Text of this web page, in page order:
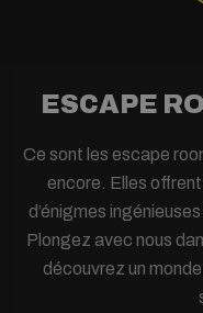
ESCAPE
Ce sont les escape
encore. Elles offrent
d’énigmes
Plongez avec nous
découvrez un